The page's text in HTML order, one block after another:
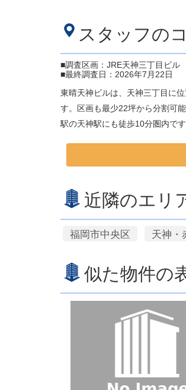
スタッフの
■調査区画：JRE天神三丁目ビル
■最終調査日：2026年7月22日
東晴天神ビルは、天神三丁目に
す。区画も最少22坪から分割可
駅の天神駅にも徒歩10分圏内です
近隣のエリ
福岡市中央区 天神・
似た物件の